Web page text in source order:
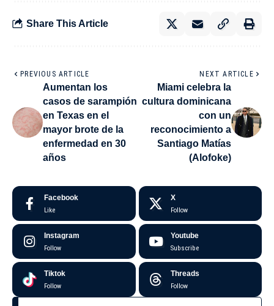
Share This Article
PREVIOUS ARTICLE
Aumentan los
casos de sarampión
en Texas en el
mayor brote de la
enfermedad en 30
años
NEXT ARTICLE
Miami celebra la
cultura dominicana
con un
reconocimiento a
Santiago Matías
(Alofoke)
Facebook
Like
X
Follow
Instagram
Follow
Youtube
Subscribe
Tiktok
Follow
Threads
Follow